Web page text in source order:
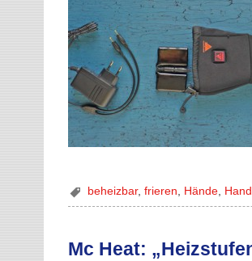
beheizbar,frieren Hände
Mc Heat: